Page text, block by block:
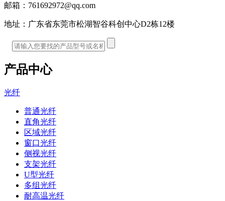
邮箱： 761692972@qq.com
地址： 广东省东莞市松湖智谷科创中心D2栋12楼
产品中心
光纤
普通光纤
直角光纤
区域光纤
窗口光纤
侧视光纤
支架光纤
U型光纤
多组光纤
耐高温光纤